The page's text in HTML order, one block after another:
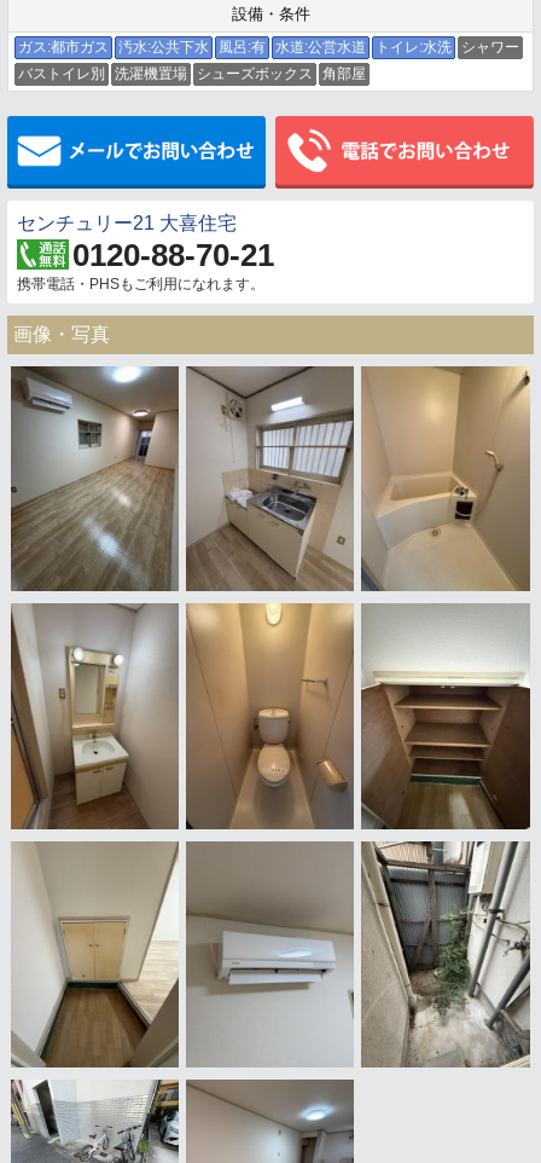
設備・条件
ガス:都市ガス 汚水:公共下水 風呂:有 水道:公営水道 トイレ:水洗
シャワー
バストイレ別
洗濯機置場 シューズボックス 角部屋
メールでお問い合わせ
センチュリー21 大喜住宅
0120-88-70-21
携帯電話・PHSもご利用になれます。
画像・写真